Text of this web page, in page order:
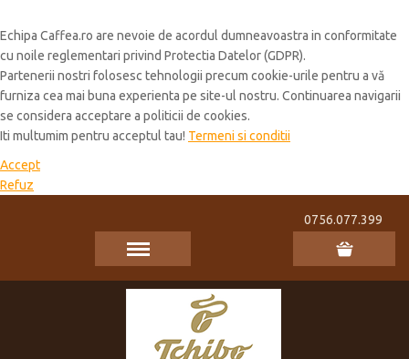
Echipa Caffea.ro are nevoie de acordul dumneavoastra in conformitate
cu noile reglementari privind Protectia Datelor (GDPR).
Partenerii nostri folosesc tehnologii precum cookie-urile pentru a vă
furniza cea mai buna experienta pe site-ul nostru. Continuarea navigarii
se considera acceptare a politicii de cookies.
Iti multumim pentru acceptul tau! Termeni si conditii
Accept
Refuz
0756.077.399